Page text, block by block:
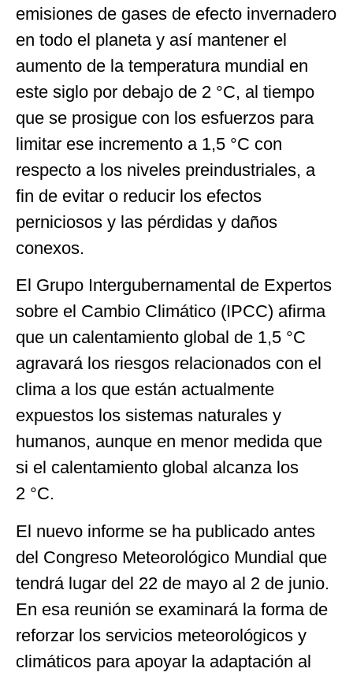
emisiones de gases de efecto invernadero
en todo el planeta y así mantener el
aumento de la temperatura mundial en
este siglo por debajo de 2 °C, al tiempo
que se prosigue con los esfuerzos para
limitar ese incremento a 1,5 °C con
respecto a los niveles preindustriales, a
fin de evitar o reducir los efectos
perniciosos y las pérdidas y daños
conexos.
El Grupo Intergubernamental de Expertos
sobre el Cambio Climático (IPCC) afirma
que un calentamiento global de 1,5 °C
agravará los riesgos relacionados con el
clima a los que están actualmente
expuestos los sistemas naturales y
humanos, aunque en menor medida que
si el calentamiento global alcanza los
2 °C.
El nuevo informe se ha publicado antes
del Congreso Meteorológico Mundial que
tendrá lugar del 22 de mayo al 2 de junio.
En esa reunión se examinará la forma de
reforzar los servicios meteorológicos y
climáticos para apoyar la adaptación al